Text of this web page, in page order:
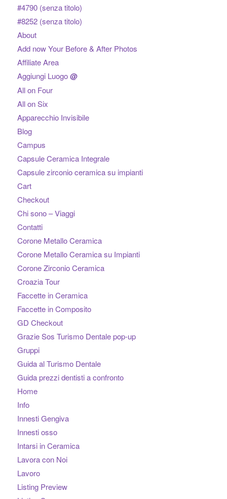
#4790 (senza titolo)
#8252 (senza titolo)
About
Add now Your Before & After Photos
Affiliate Area
Aggiungi Luogo@
All on Four
All on Six
Apparecchio Invisibile
Blog
Campus
Capsule Ceramica Integrale
Capsule zirconio ceramica su impianti
Cart
Checkout
Chi sono – Viaggi
Contatti
Corone Metallo Ceramica
Corone Metallo Ceramica su Impianti
Corone Zirconio Ceramica
Croazia Tour
Faccette in Ceramica
Faccette in Composito
GD Checkout
Grazie Sos Turismo Dentale pop-up
Gruppi
Guida al Turismo Dentale
Guida prezzi dentisti a confronto
Home
Info
Innesti Gengiva
Innesti osso
Intarsi in Ceramica
Lavora con Noi
Lavoro
Listing Preview